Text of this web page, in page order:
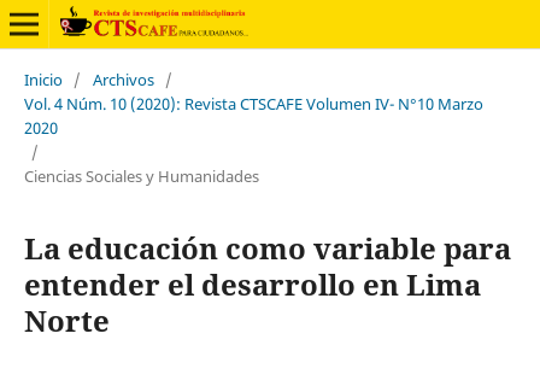
Inicio / Archivos /
Vol. 4 Núm. 10 (2020): Revista CTSCAFE Volumen IV- N°10 Marzo
2020
/
Ciencias Sociales y Humanidades
La educación como variable para
entender el desarrollo en Lima
Norte